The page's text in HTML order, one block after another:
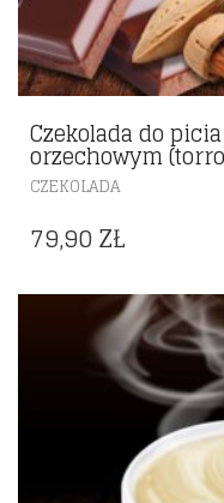
Czekolada do
orzechowym
CZEKOLADA
79,90ZŁ